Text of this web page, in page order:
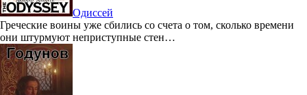
Одиссей
Греческие воины уже сбились со счета о том, сколько времени
они штурмуют неприступные стен…